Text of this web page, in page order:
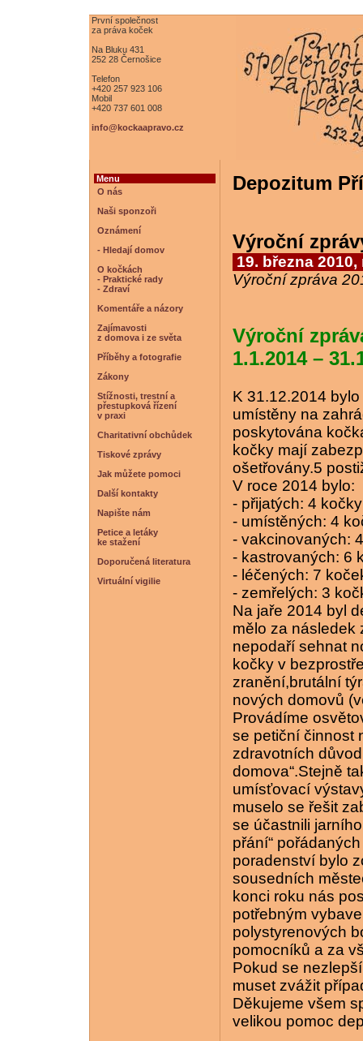
První společnost
za práva koček
Na Bluku 431
252 28 Černošice
Telefon
+420 257 923 106
Mobil
+420 737 601 008
info@kockaapravo.cz
Menu
O nás
Naši sponzoři
Oznámení
- Hledají domov
O kočkách
- Praktické rady
- Zdraví
Komentáře a názory
Zajímavosti
z domova i ze světa
Příběhy a fotografie
Zákony
Stížnosti, trestní a
přestupková řízení
v praxi
Charitativní obchůdek
Tiskové zprávy
Jak můžete pomoci
Další kontakty
Napište nám
Petice a letáky
ke stažení
Doporučená literatura
Virtuální vigilie
Depozitum
Výroční
19. března
Výroční zpráva
Výroční
1.1.2014 –
K 31.12.2014
umístěny na
poskytována
kočky mají
ošetřovány.5
V roce 2014 bylo:
- přijatých: 4 kočky
- umístěných: 4
- vakcinovaných:
- kastrovaných: 6
- léčených: 7
- zemřelých: 3
Na jaře 2014 byl
mělo za následek
nepodaří sehnat
kočky v
zranění,brutální
nových domovů
Provádíme
se petiční činnost
zdravotních
domova“.Stejně
umísťovací
muselo se řešit
se účastnili
přání“
poradenství bylo
sousedních
konci roku nás
potřebným
polystyrenových
pomocníků a za
Pokud se
muset zvážit
Děkujeme všem
velikou pomoc